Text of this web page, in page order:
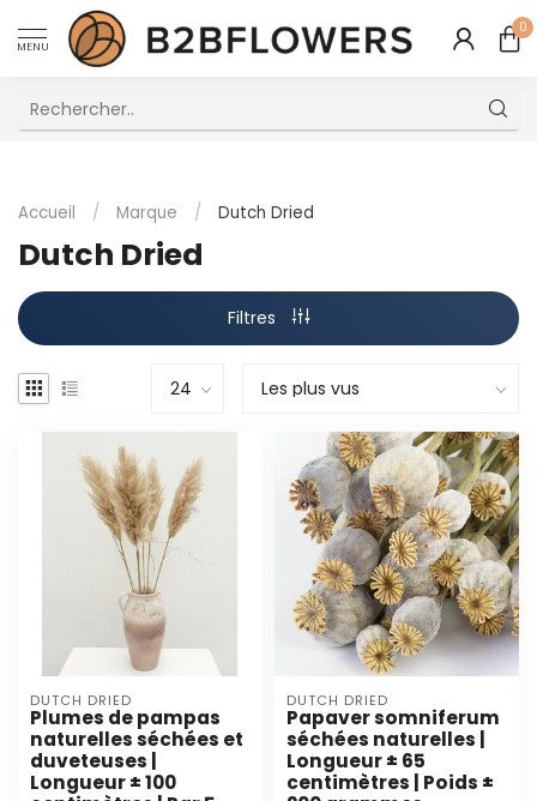
MENU
0
Accueil / Marque / Dutch Dried
Dutch Dried
Filtres
DUTCH DRIED
Plumes de pampas
naturelles séchées et
duveteuses |
Longueur ± 100
DUTCH DRIED
Papaver somniferum
séchées naturelles |
Longueur ± 65
centimètres | Poids ±